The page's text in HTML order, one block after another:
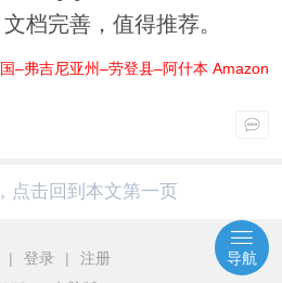
档完善，值得推荐。
–弗吉尼亚州–劳登县–阿什本 Amazon
点击回到本文第一页
| 登录 |
注册
导航